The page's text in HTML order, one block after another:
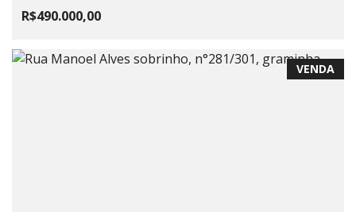
R$490.000,00
VENDA